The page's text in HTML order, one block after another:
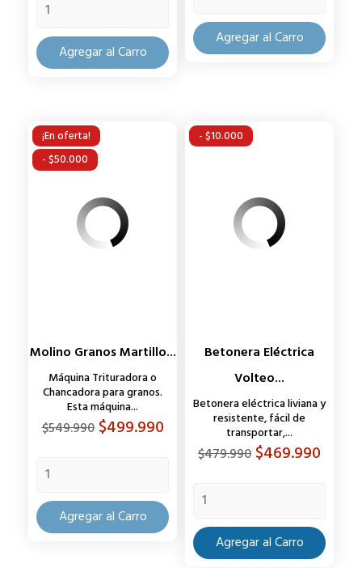
Agregar al Carro
Agregar al Carro
Molino Granos Martillo...
Máquina Trituradora o
Chancadora para granos.
Esta máquina...
Precio
$549.990 Precio
$499.990
Agregar al Carro
¡En oferta!
- $50.000
Betonera Eléctrica
Volteo...
Betonera eléctrica liviana y
resistente, fácil de
transportar,...
Precio
$479.990 Precio
$469.990
Agregar al Carro
- $10.000